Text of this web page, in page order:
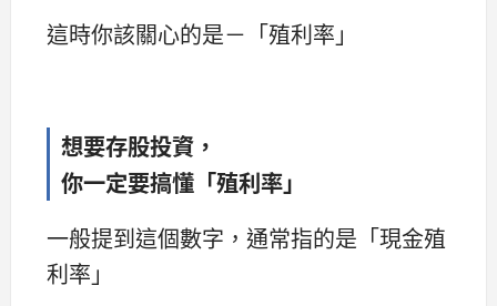
這時你該關心的是－「殖利率」
想要存股投資，
你一定要搞懂「殖利率」
一般提到這個數字，通常指的是「現金殖
利率」